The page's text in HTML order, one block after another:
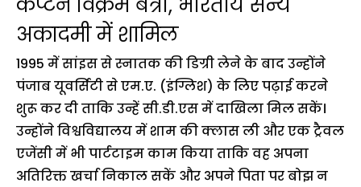
अकादमी में शामिल
1995 में सांइस से स्नातक की डिग्री लेने के बाद उन्होंने
पंजाब यूवर्सिटी से एम.ए. (इंग्लिश) के लिए पढ़ाई करने
शुरू कर दी ताकि उन्हें सी.डी.एस में दाखिला मिल सकें।
उन्होंने विश्वविद्यालय में शाम की क्लास ली और एक ट्रैवल
एजेंसी में भी पार्टटाइम काम किया ताकि वह अपना
अतिरिक्त खर्चा निकाल सकें और अपने पिता पर बोझ न